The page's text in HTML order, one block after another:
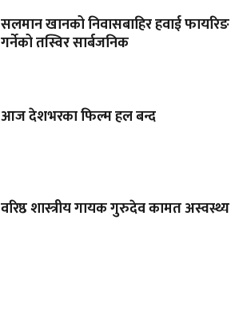
सलमान खानको निवासबाहिर हवाई फायरिङ
गर्नेको तस्विर सार्बजनिक
आज देशभरका फिल्म हल बन्द
वरिष्ठ शास्त्रीय गायक गुरुदेव कामत अस्वस्थ्य